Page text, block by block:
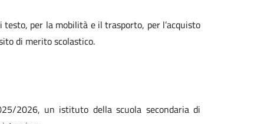
testo, per la mobilità e il trasporto, per l’acquisto
di merito scolastico.
2026, un istituto della scuola secondaria di